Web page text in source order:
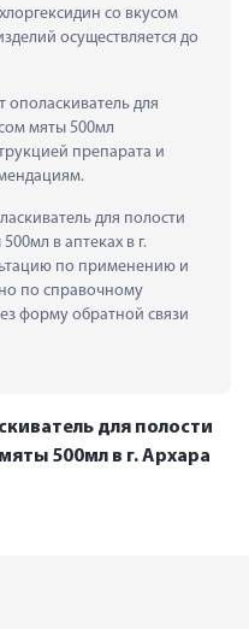
со вкусом
осуществляется до
для
мяты 500мл
препарата и
для полости
в аптеках в г.
по применению и
по справочному
форму обратной связи
для полости
500мл в г. Архара